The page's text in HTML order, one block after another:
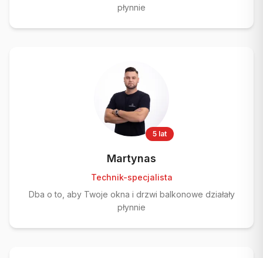
płynnie
5 lat
Martynas
Technik-specjalista
Dba o to, aby Twoje okna i drzwi balkonowe działały
płynnie